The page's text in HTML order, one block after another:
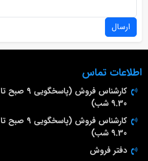
ارسال
اطلاعات تماس
کارشناس فروش (پاسخگویی 9 صبح تا
9.30 شب)
کارشناس فروش (پاسخگویی 9 صبح تا
9.30 شب)
دفتر فروش